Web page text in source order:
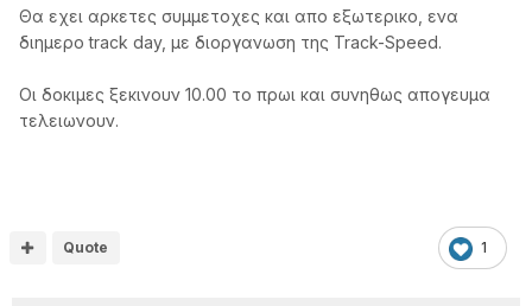
Θα εχει αρκετες συμμετοχες και απο εξωτερικο, ενα
διημερο track day, με διοργανωση της Track-Speed.
Οι δοκιμες ξεκινουν 10.00 το πρωι και συνηθως απογευμα
τελειωνουν.
1
Quote